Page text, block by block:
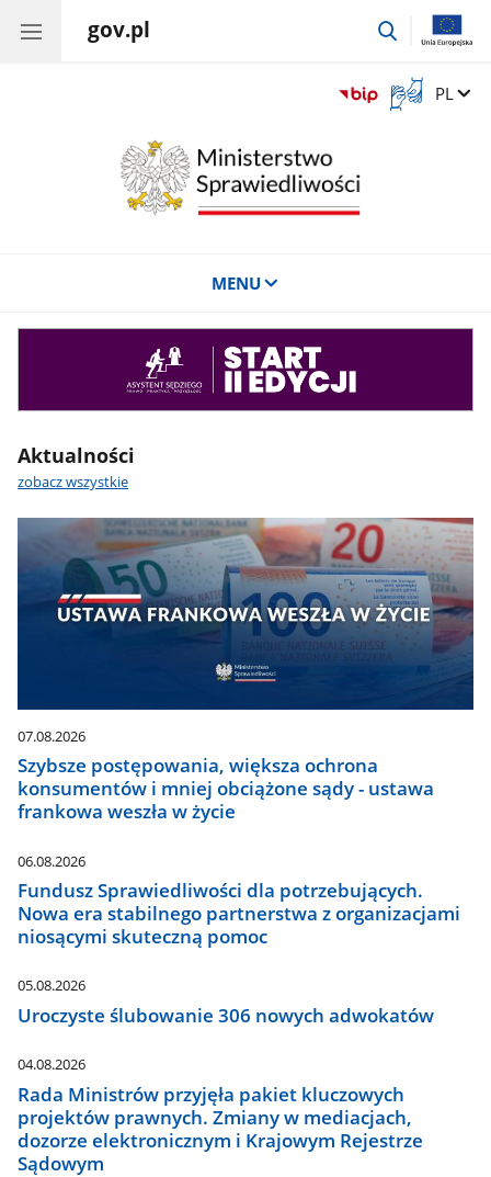
gov.pl
przejdź
Otwórz
okno
Zmień
PL
MENU
Aktualności
zobacz wszystkie
07.08.2026
Szybsze postępowania, większa ochrona
konsumentów i mniej obciążone sądy - ustawa
frankowa weszła w życie
06.08.2026
Fundusz Sprawiedliwości dla potrzebujących.
Nowa era stabilnego partnerstwa z organizacjami
niosącymi skuteczną pomoc
05.08.2026
Uroczyste ślubowanie 306 nowych adwokatów
04.08.2026
Rada Ministrów przyjęła pakiet kluczowych
projektów prawnych. Zmiany w mediacjach,
dozorze elektronicznym i Krajowym Rejestrze
Sądowym